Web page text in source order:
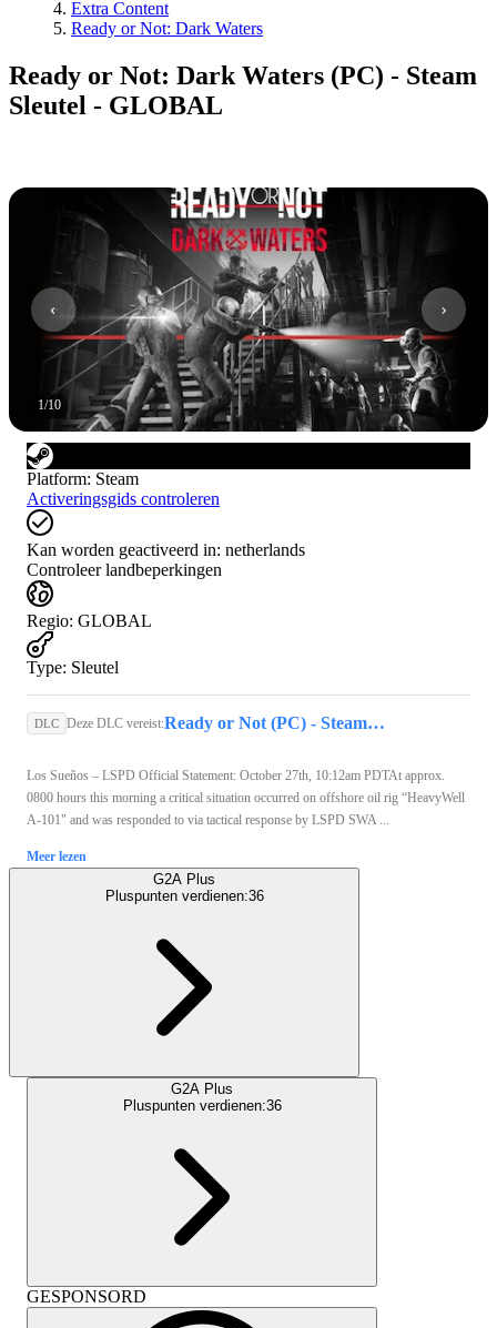
Extra Content
Ready or Not: Dark Waters
Ready or Not: Dark Waters (PC) - Steam
Sleutel - GLOBAL
1/10
Platform: Steam
Activeringsgids controleren
Kan worden geactiveerd in: netherlands
Controleer landbeperkingen
Regio: GLOBAL
Type: Sleutel
DLC Deze DLC vereist: Ready or Not (PC) - Steam Key - GLOBAL
Los Sueños – LSPD Official Statement: October 27th, 10:12am PDTAt approx.
0800 hours this morning a critical situation occurred on offshore oil rig “HeavyWell
A-101" and was responded to via tactical response by LSPD SWA ...
Meer lezen
G2A Plus
Pluspunten verdienen:36
G2A Plus
Pluspunten verdienen:36
GESPONSORD